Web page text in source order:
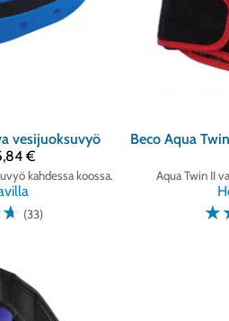
vesijuoksuvyö
€
kahdessa koossa.
☆ (33)
Beco
Aqua Twin II
☆